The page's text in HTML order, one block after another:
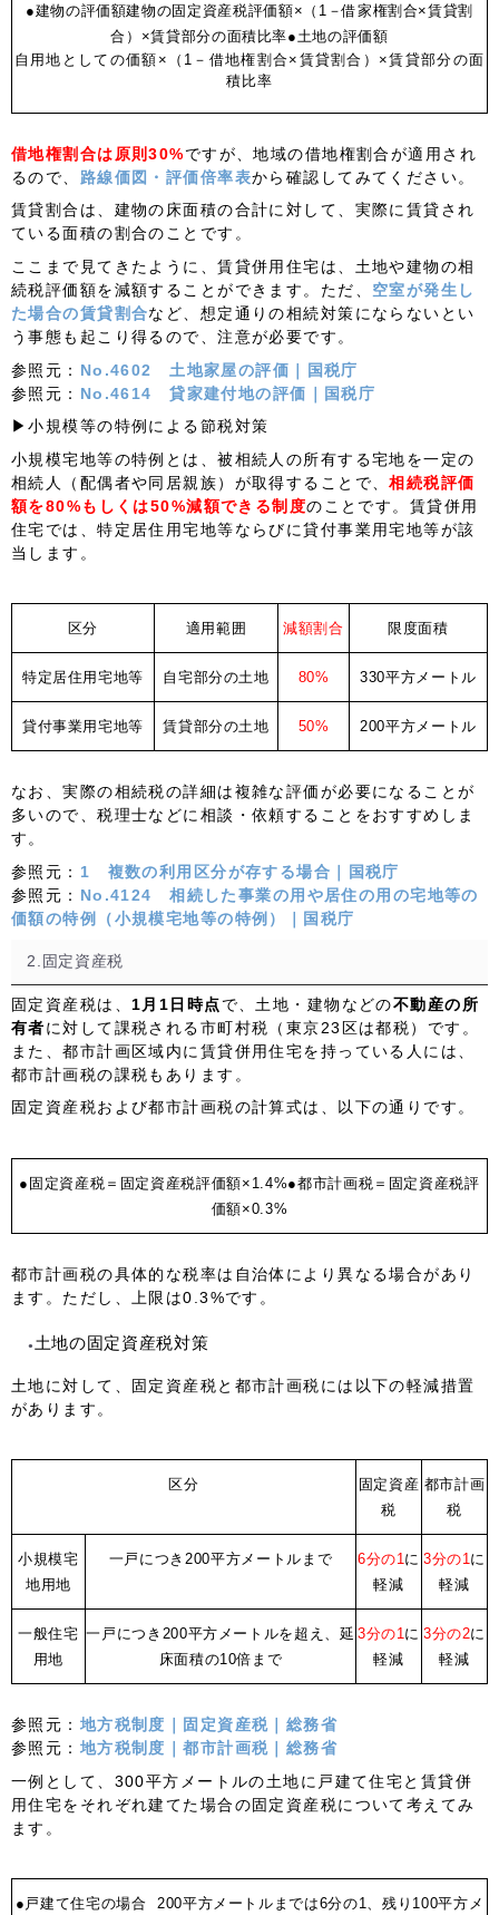
●建物の評価額建物の固定資産税評価額×（1－借家権割合×賃貸割
合）×賃貸部分の面積比率●土地の評価額
自用地としての価額×（1－借地権割合×賃貸割合）×賃貸部分の面
積比率
借地権割合は原則30%ですが、地域の借地権割合が適用され
るので、 路線価図・評価倍率表から確認してみてください。
賃貸割合は、建物の床面積の合計に対して、実際に賃貸され
ている面積の割合のことです。
ここまで見てきたように、賃貸併用住宅は、土地や建物の相
続税評価額を減額することができます。ただ、 空室が発生し
た場合の賃貸割合など、想定通りの相続対策にならないとい
う事態も起こり得るので、注意が必要です。
参照元： No.4602 土地家屋の評価｜国税庁
参照元： No.4614 貸家建付地の評価｜国税庁
▶小規模等の特例による節税対策
小規模宅地等の特例とは、被相続人の所有する宅地を一定の
相続人（配偶者や同居親族）が取得することで、相続税評価
額を80%もしくは50%減額できる制度のことです。賃貸併用
住宅では、特定居住用宅地等ならびに貸付事業用宅地等が該
当します。
区分 適用範囲 減額割合 限度面積
特定居住用宅地等 自宅部分の土地 80% 330平方メートル
貸付事業用宅地等 賃貸部分の土地 50% 200平方メートル
なお、実際の相続税の詳細は複雑な評価が必要になることが
多いので、税理士などに相談・依頼することをおすすめしま
す。
参照元： 1 複数の利用区分が存する場合｜国税庁
参照元： No.4124 相続した事業の用や居住の用の宅地等の
価額の特例（小規模宅地等の特例）｜国税庁
2.固定資産税
固定資産税は、 1月1日時点で、土地・建物などの不動産の所
有者に対して課税される市町村税（東京23区は都税）です。
また、都市計画区域内に賃貸併用住宅を持っている人には、
都市計画税の課税もあります。
固定資産税および都市計画税の計算式は、以下の通りです。
●固定資産税＝ 固定資産税評価額×1.4%●都市計画税＝固定資産税評
価額×0.3%
都市計画税の具体的な税率は自治体により異なる場合があり
ます。ただし、上限は0.3%です。
土地の固定資産税対策
土地に対して、固定資産税と都市計画税には以下の軽減措置
があります。
区分
固定資産
税
都市計画
税
小規模宅
地用地
一戸につき200平方メートルまで 6分の1に
軽減
3分の1に
軽減
一般住宅
用地
一戸につき200平方メートルを超え、延
床面積の10倍まで
3分の1に
軽減
3分の2に
軽減
参照元： 地方税制度｜固定資産税｜総務省
参照元： 地方税制度｜都市計画税｜総務省
一例として、300平方メートルの土地に戸建て住宅と賃貸併
用住宅をそれぞれ建てた場合の固定資産税について考えてみ
ます。
●戸建て住宅の場合 200平方メートルまでは6分の1、残り100平方メ